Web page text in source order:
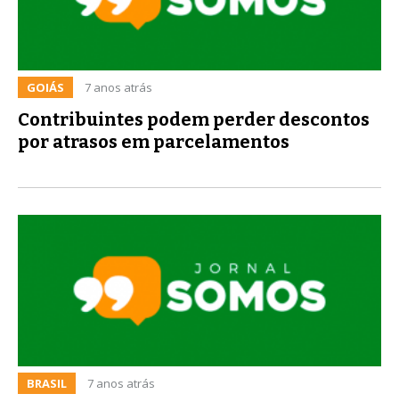
GOIÁS 7 anos atrás
Contribuintes podem perder descontos
por atrasos em parcelamentos
BRASIL 7 anos atrás